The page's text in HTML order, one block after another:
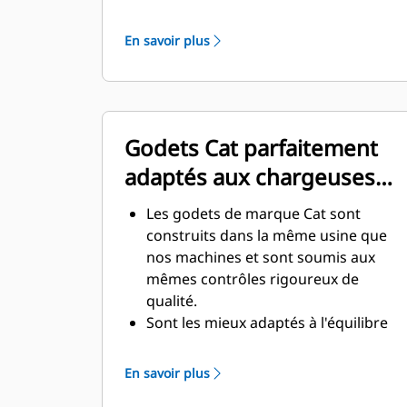
l'environnement souterrain exigeant
et aux matériaux abrasifs à déplacer.
La conception du godet avec de plus
une rigidité supérieures, ce qui
facilite la pose et la dépose de la
lame.
Un matériau de qualité supérieure
est utilisé pour les composants de
l'ensemble godet.
En savoir plus
Godets Cat parfaitement
adaptés aux chargeuses
CatLes godets de marque Cat sont
construits dans la même usine que
nos machines et sont soumis aux
mêmes contrôles rigoureux de
qualité.
Sont les mieux adaptés à l'équilibre
meilleur rendement de la machine
(pénétration, chargement) et
En savoir plus